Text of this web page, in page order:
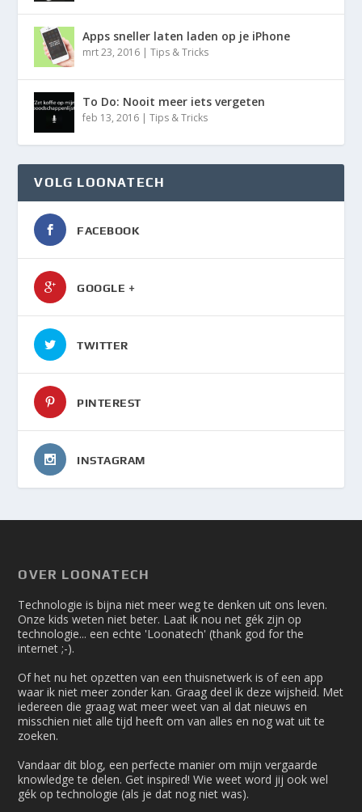
Apps sneller laten laden op je iPhone
mrt 23, 2016 |Tips & Tricks
To Do: Nooit meer iets vergeten
feb 13, 2016 |Tips & Tricks
VOLG LOONATECH
FACEBOOK
GOOGLE +
TWITTER
PINTEREST
INSTAGRAM
OVER LOONATECH
Technologie is bijna niet meer weg te denken uit ons leven.
Onze kids weten niet beter. Laat ik nou net gék zijn op
technologie... een echte 'Loonatech' (thank god for the
internet ;-).
Of het nu het opzetten van een thuisnetwerk is of een app
waar ik niet meer zonder kan. Graag deel ik deze wijsheid. Met
iedereen die graag wat meer weet van al dat nieuws en
misschien niet alle tijd heeft om van alles en nog wat uit te
zoeken.
Vandaar dit blog, een perfecte manier om mijn vergaarde
knowledge te delen. Get inspired! Wie weet word jij ook wel
gék op technologie (als je dat nog niet was).